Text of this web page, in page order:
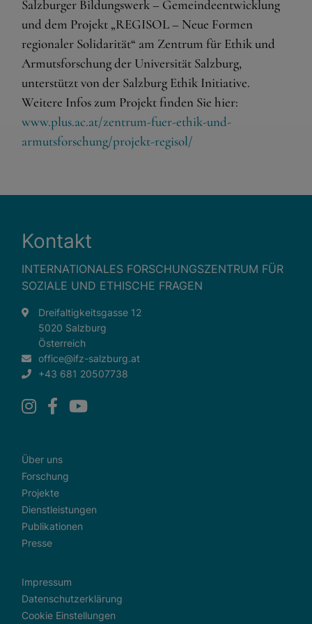
Salzburger Bildungswerk – Gemeindeentwicklung
und dem Projekt „REGISOL – Neue Formen
regionaler Solidarität“ am Zentrum für Ethik und
Armutsforschung der Universität Salzburg,
unterstützt von der Salzburg Ethik Initiative.
Weitere Infos zum Projekt finden Sie hier:
www.plus.ac.at/zentrum-fuer-ethik-und-
armutsforschung/projekt-regisol/
Kontakt
INTERNATIONALES FORSCHUNGSZENTRUM FÜR
SOZIALE UND ETHISCHE FRAGEN
Dreifaltigkeitsgasse 12
5020 Salzburg
Österreich
office@ifz-salzburg.at
+43 681 20507738
Über uns
Forschung
Projekte
Dienstleistungen
Publikationen
Presse
Impressum
Datenschutzerklärung
Cookie Einstellungen
dringend erforderlich.
Warenkorb
Spracheinstellungen
Externe Medien
Wenn Cookies von externen Medien akzeptiert werden,
bedarf der Zugriff auf externe Inhalte keiner manuellen
Zustimmung mehr.
Eingebettete Inhalte